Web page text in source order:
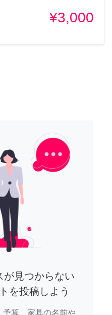
¥3,000
が見つからない
を投稿しよう
予算、家具の名前や